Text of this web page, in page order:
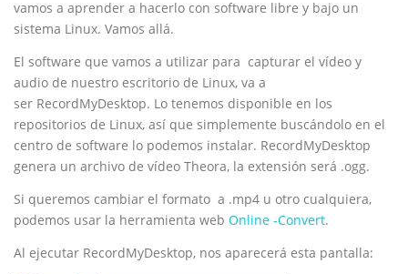
vamos a aprender a hacerlo con software libre y bajo un
sistema Linux. Vamos allá.
El software que vamos a utilizar para capturar el vídeo y
audio de nuestro escritorio de Linux, va a
ser RecordMyDesktop. Lo tenemos disponible en los
repositorios de Linux, así que simplemente buscándolo en el
centro de software lo podemos instalar. RecordMyDesktop
genera un archivo de vídeo Theora, la extensión será .ogg.
Si queremos cambiar el formato a .mp4 u otro cualquiera,
podemos usar la herramienta web Online -Convert.
Al ejecutar RecordMyDesktop, nos aparecerá esta pantalla: